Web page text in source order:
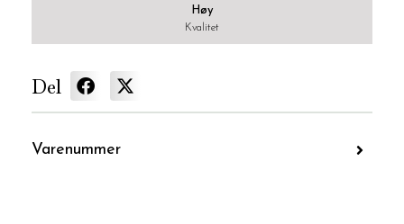
Høy
Kvalitet
Del
Varenummer